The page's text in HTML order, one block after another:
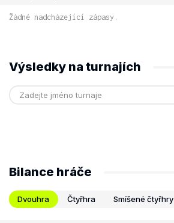
Žádné nadcházející zápasy.
Výsledky na turnajích
Bilance hráče
Dvouhra Čtyřhra Smíšené čtyřhry